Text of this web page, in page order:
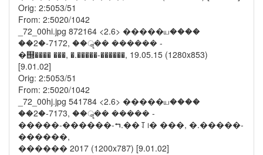
Orig: 2:5053/51
From: 2:5020/1042
_72_00hi.jpg 872164 <2.6> �����ய����
��2�-7172, ��ॣ�� ������ -
�஭���� ���, �.�����-������, 19.05.15 (1280x853)
[9.01.02]
Orig: 2:5053/51
From: 2:5020/1042
_72_00hj.jpg 541784 <2.6> �����ய����
��2�-7173, ��ॣ�� ����� -
�����-������-⮢.��⥡᪨� ���, �.�����-
������,
������ 2017 (1200x787) [9.01.02]